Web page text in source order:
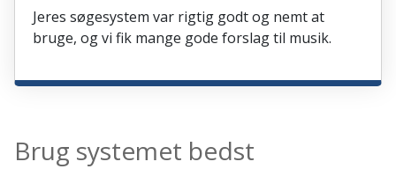
Jeres søgesystem var rigtig godt og nemt at
bruge, og vi fik mange gode forslag til musik.
Brug systemet bedst